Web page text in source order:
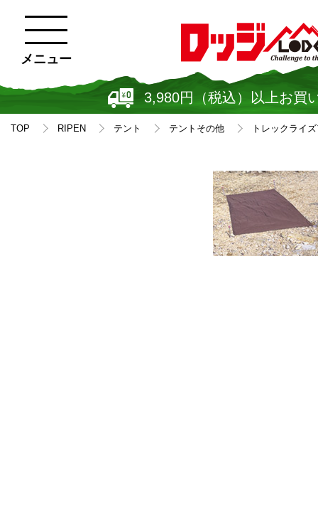
3,980円（税込）以上お買
メニュー
TOP RIPEN テント テントその他 トレックライ